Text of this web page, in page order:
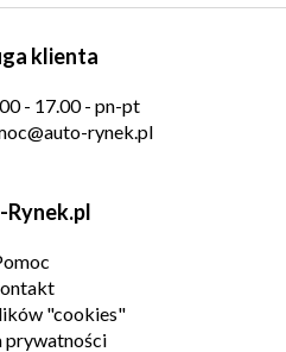
klienta
- 17.00 - pn-pt
rynek.pl
"cookies"
prywatności